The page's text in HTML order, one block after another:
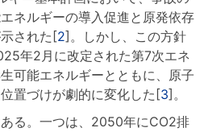
ネルギーの導入促進と原発依存
された[2]。しかし、この方針
年2月に改定された第7次エネ
可能エネルギーとともに、原子
置づけが劇的に変化した[3]。
る。一つは、2050年にCO2排